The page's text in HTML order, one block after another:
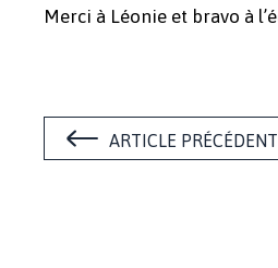
Merci à Léonie et bravo à
ARTICLE PRÉCÉDENT